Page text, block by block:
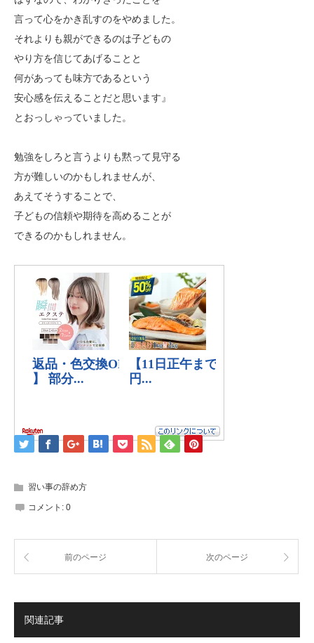
言って心をかき乱すのをやめました。
それよりも親ができるのは子どもの
やり方を信じてあげることと
何があっても味方であるという
安心感を伝えることだと思います』
とおっしゃっていました。
勉強をしろと言うよりも黙って見守る
方が難しいのかもしれませんが、
あえてそうすることで、
子どもの信頼や期待を高めることが
できるのかもしれません。
習い事の辞め方
コメント: 0
前のページ 次のページ
関連記事